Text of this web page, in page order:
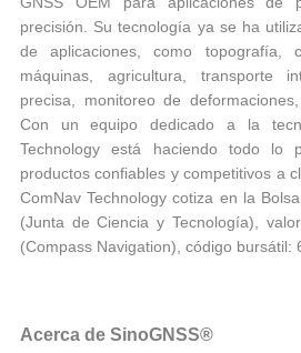
precisión. Su tecnología ya se ha
de aplicaciones, como topografía,
máquinas, agricultura, transporte
precisa, monitoreo de
Con un equipo dedicado a la
Technology está haciendo todo lo
productos confiables y competitivos a
ComNav Technology cotiza en la
(Junta de Ciencia y Tecnología),
(Compass Navigation), código bursátil:
Acerca de SinoGNSS®